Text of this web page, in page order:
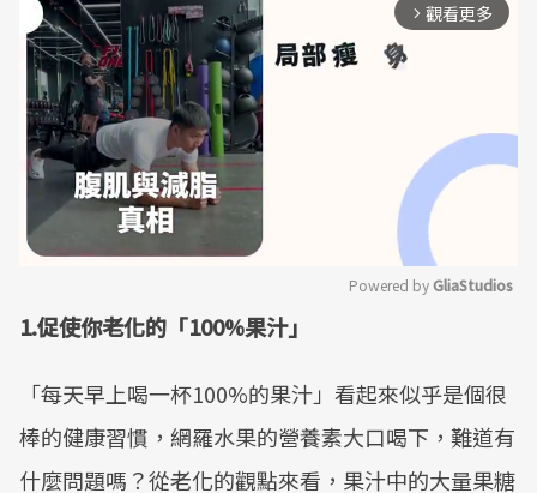
arrow_forward_ios 觀看更多
Powered by GliaStudios
1.促使你老化的「100%果汁」
「每天早上喝一杯100%的果汁」看起來似乎是個很
棒的健康習慣，網羅水果的營養素大口喝下，難道有
什麼問題嗎？從老化的觀點來看，果汁中的大量果糖